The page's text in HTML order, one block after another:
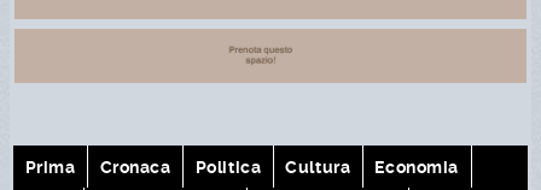
Prima Cronaca Politica Cultura Economia